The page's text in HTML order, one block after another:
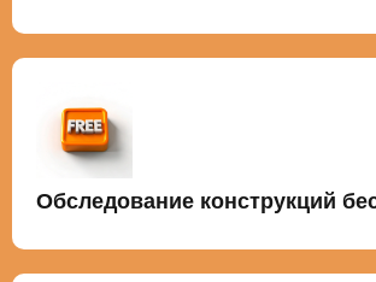
Обследование конструкций